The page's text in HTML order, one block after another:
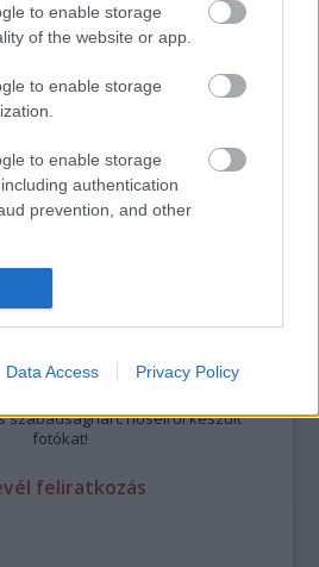
to enable storage
of the website or app.
to enable storage
to enable storage
authentication
prevention, and other
Data Access Privacy Policy
fotók a néptelen fővárosról
a legjobb szerelmes filmek
a meztelen hősnők
és anatómia
egy holland fotós szemével
fővárosiak
szabadságharc hőseiről készült
fotókat!
feliratkozás